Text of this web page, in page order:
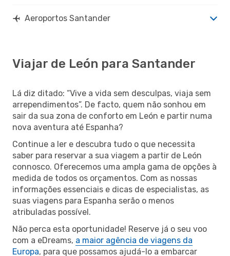
Aeroportos Santander
Viajar de León para Santander
Lá diz ditado: “Vive a vida sem desculpas, viaja sem
arrependimentos”. De facto, quem não sonhou em
sair da sua zona de conforto em León e partir numa
nova aventura até Espanha?
Continue a ler e descubra tudo o que necessita
saber para reservar a sua viagem a partir de León
connosco. Oferecemos uma ampla gama de opções à
medida de todos os orçamentos. Com as nossas
informações essenciais e dicas de especialistas, as
suas viagens para Espanha serão o menos
atribuladas possível.
Não perca esta oportunidade! Reserve já o seu voo
com a eDreams, a maior agência de viagens da
Europa, para que possamos ajudá-lo a embarcar